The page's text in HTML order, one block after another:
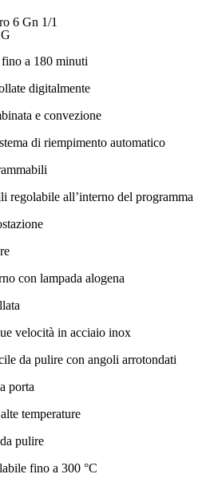
6 Gn 1/1
a 180 minuti
digitalmente
e convezione
di riempimento automatico
regolabile all’interno del programma
con lampada alogena
velocità in acciaio inox
da pulire con angoli arrotondati
porta
temperature
pulire
fino a 300 °C